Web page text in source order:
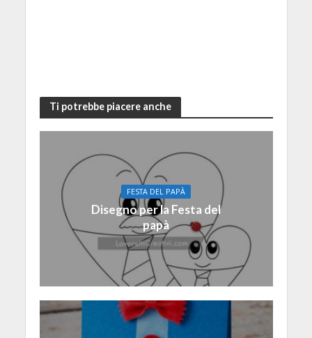
Ti potrebbe piacere anche
FESTA DEL PAPÀ
Disegno per la Festa del
papà